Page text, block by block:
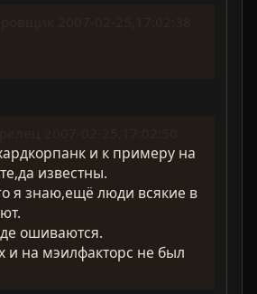
и к примеру на
известны.
я знаю,ещё люди всякие в
ошиваются.
и на мэилфакторс не был